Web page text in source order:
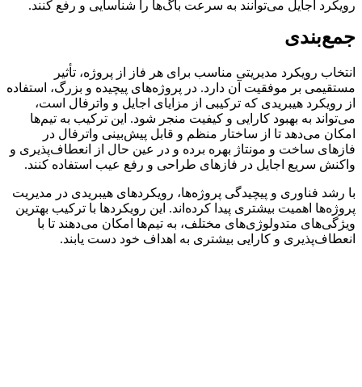
رویکرد اجایل می‌توانند به سرعت باگ‌ها را شناسایی و رفع کنند.
جمع‌بندی
انتخاب رویکرد مدیریتی مناسب برای هر فاز از پروژه، تأثیر
مستقیمی بر موفقیت آن دارد. در پروژه‌های پیچیده و بزرگ، استفاده
از رویکرد هیبریدی که ترکیبی از مزایای اجایل و واترفال است،
می‌تواند به بهبود کارایی و کیفیت منجر شود. این ترکیب به تیم‌ها
امکان می‌دهد تا از ساختار منظم و قابل پیش‌بینی واترفال در
فازهای ساخت و مونتاژ بهره‌ برده و در عین حال از انعطاف‌پذیری و
واکنش سریع اجایل در فازهای طراحی و رفع عیب استفاده کنند.
با رشد فناوری و پیچیدگی پروژه‌ها، رویکردهای هیبریدی در مدیریت
پروژه‌ها اهمیت بیشتری پیدا کرده‌اند. این رویکردها با ترکیب بهترین
ویژگی‌های متدولوژی‌های مختلف، به تیم‌ها امکان می‌دهند تا با
انعطاف‌پذیری و کارایی بیشتری به اهداف خود دست یابند.